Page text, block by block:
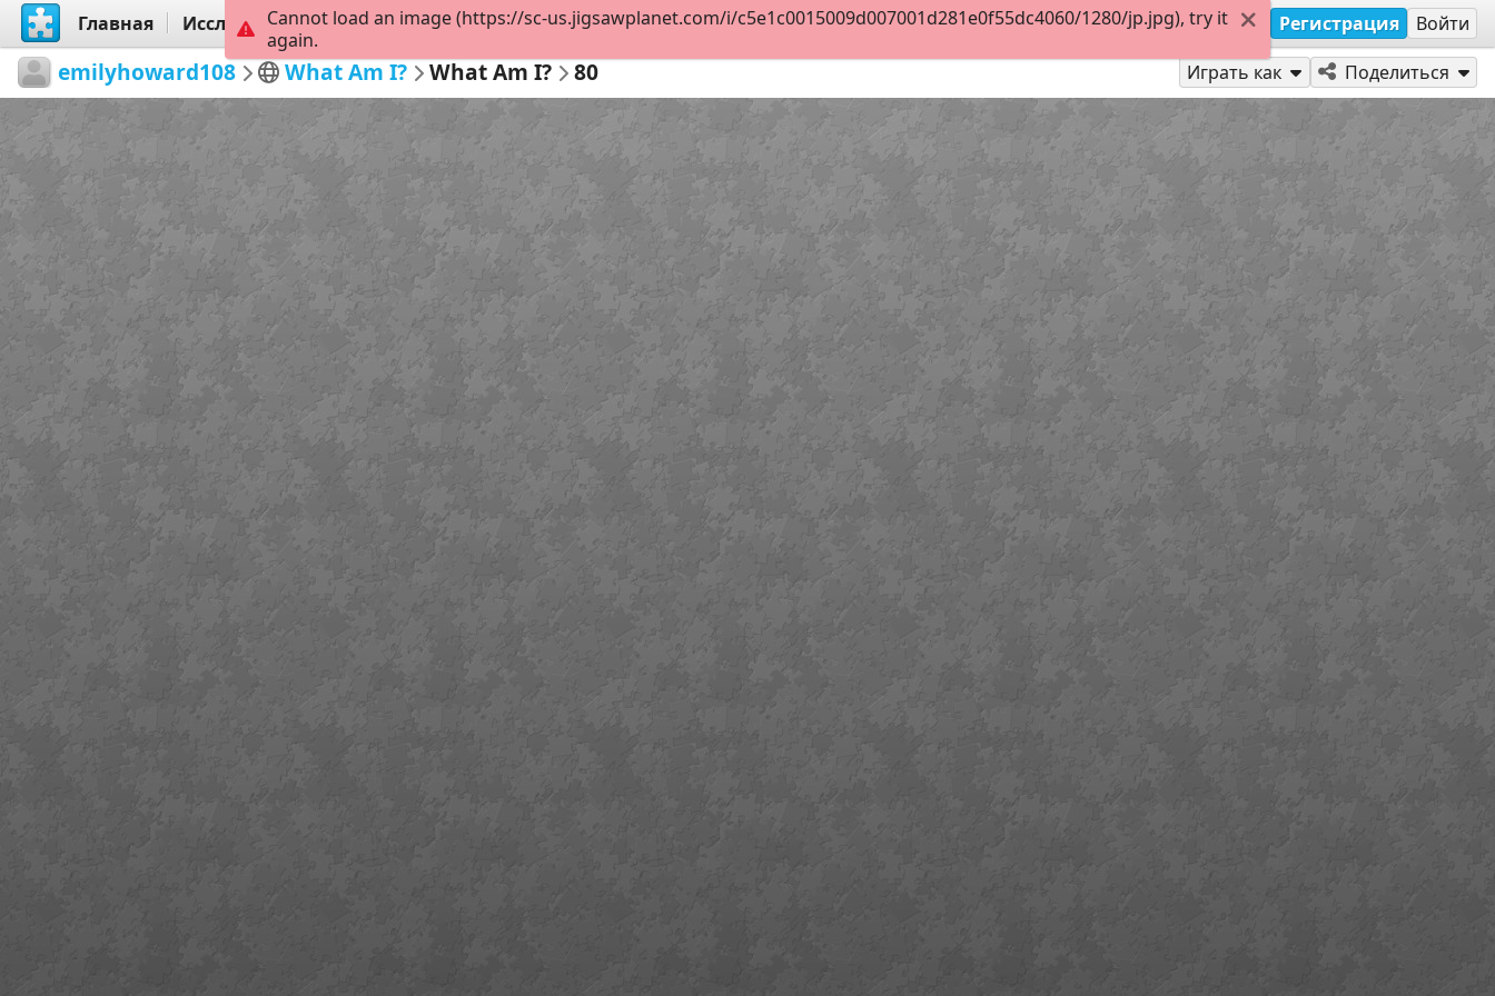
Главная Исследовать Создать Регистрация Войти
emilyhoward108 What Am I? What Am I? 80 Играть как Поделиться
Cannot load an image (https://sc-us.jigsawplanet.com/i/c5e1c0015009d007001d281e0f55dc4060/1280/jp.jpg), try it
again.